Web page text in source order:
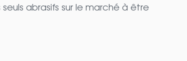
abrasifs sur le marché à être